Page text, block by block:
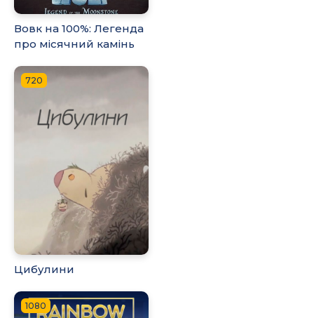
Вовк на 100%: Легенда
про місячний камінь
720
Цибулини
1080